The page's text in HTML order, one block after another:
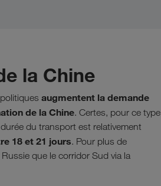
la Chine
augmentent la demande
de la Chine. Certes, pour ce type
du transport est relativement
18 et 21 jours. Pour plus de
que le corridor Sud via la